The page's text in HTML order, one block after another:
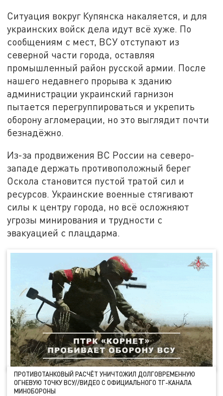
Ситуация вокруг Купянска накаляется, и для
украинских войск дела идут всё хуже. По
сообщениям с мест, ВСУ отступают из
северной части города, оставляя
промышленный район русской армии. После
нашего недавнего прорыва к зданию
администрации украинский гарнизон
пытается перегруппироваться и укрепить
оборону агломерации, но это выглядит почти
безнадёжно.
Из-за продвижения ВС России на северо-
западе держать противоположный берег
Оскола становится пустой тратой сил и
ресурсов. Украинские военные стягивают
силы к центру города, но всё осложняют
угрозы минирования и трудности с
эвакуацией с плацдарма.
ПРОТИВОТАНКОВЫЙ РАСЧЁТ УНИЧТОЖИЛ ДОЛГОВРЕМЕННУЮ
ОГНЕВУЮ ТОЧКУ ВСУ//ВИДЕО С ОФИЦИАЛЬНОГО ТГ-КАНАЛА
МИНОБОРОНЫ